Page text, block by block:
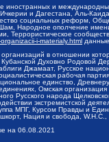
и
и Дагестана, Аль-
социальных реформ,
Народное ополчение
Террористическое
i-materialy.html
в отношении
Духовно Родовой
Джамаат, Русское
рабочая
единство,
Омская
Русского народа
экстремистской
МПГ, Курсом Правды и
Нация и свобода,
на 06.08.2021